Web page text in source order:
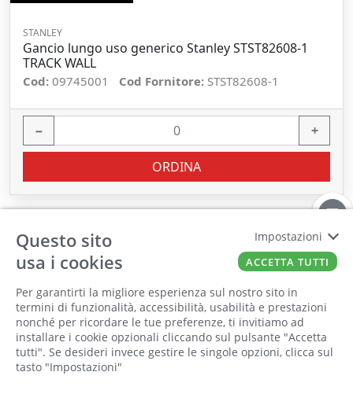
Il punto vendita, gli uffici e il magazzino
saranno chiusi per ferie dall'8 al 25 Agosto
2026 compresi.
STANLEY
Gancio lungo uso generico Stanley STST82608-1
TRACK WALL
Cod: 09745001 Cod Fornitore: STST82608-1
− +
ORDINA
Questo sito
usa i cookies
Per garantirti la migliore esperienza sul nostro sito in
termini di funzionalità, accessibilità, usabilità e prestazioni
nonché per ricordare le tue preferenze, ti invitiamo ad
installare i cookie opzionali cliccando sul pulsante "Accetta
tutti". Se desideri invece gestire le singole opzioni, clicca sul
tasto "Impostazioni"
Impostazioni
ACCETTA TUTTI